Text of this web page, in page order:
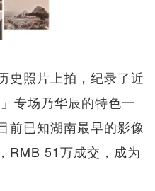
史照片上拍，纪录了近
专场乃华辰的特色一
前已知湖南最早的影像
RMB 51万成交，成为